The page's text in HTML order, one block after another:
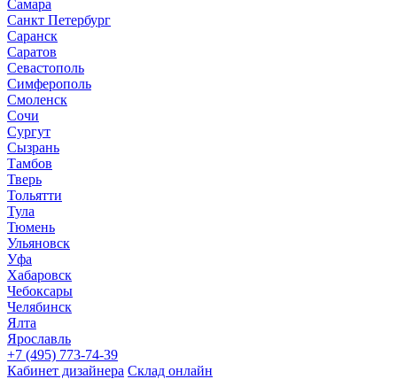
Самара
Санкт Петербург
Саранск
Саратов
Севастополь
Симферополь
Смоленск
Сочи
Сургут
Сызрань
Тамбов
Тверь
Тольятти
Тула
Тюмень
Ульяновск
Уфа
Хабаровск
Чебоксары
Челябинск
Ялта
Ярославль
+7 (495) 773-74-39
Кабинет дизайнера Склад онлайн